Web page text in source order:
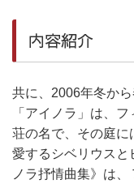
内容紹介
共に、2006年冬か
「アイノラ」は、
荘の名で、その庭に
愛するシベリウスと
ノラ抒情曲集》は